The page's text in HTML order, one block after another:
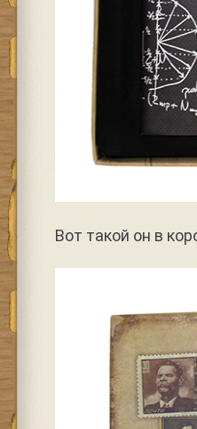
Вот такой он в